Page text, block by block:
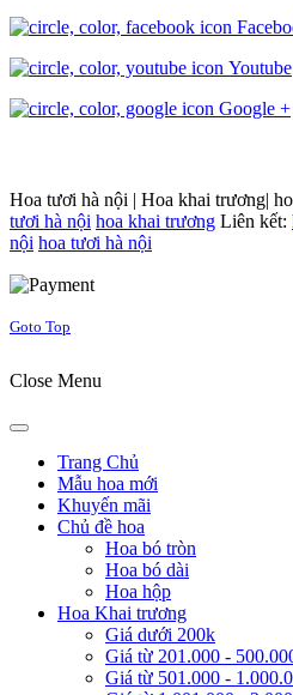
Youtube
Google +
Hoa tươi hà nội | Hoa khai trương|
tươi hà nội hoa khai trương Liên kết:
nội hoa tươi hà nội
Goto Top
Close Menu
Trang Chủ
Mẫu hoa mới
Khuyến mãi
Chủ đề hoa
Hoa bó tròn
Hoa bó dài
Hoa hộp
Hoa Khai trương
Giá dưới 200k
Giá từ 201.000 -
Giá từ 501.000 -